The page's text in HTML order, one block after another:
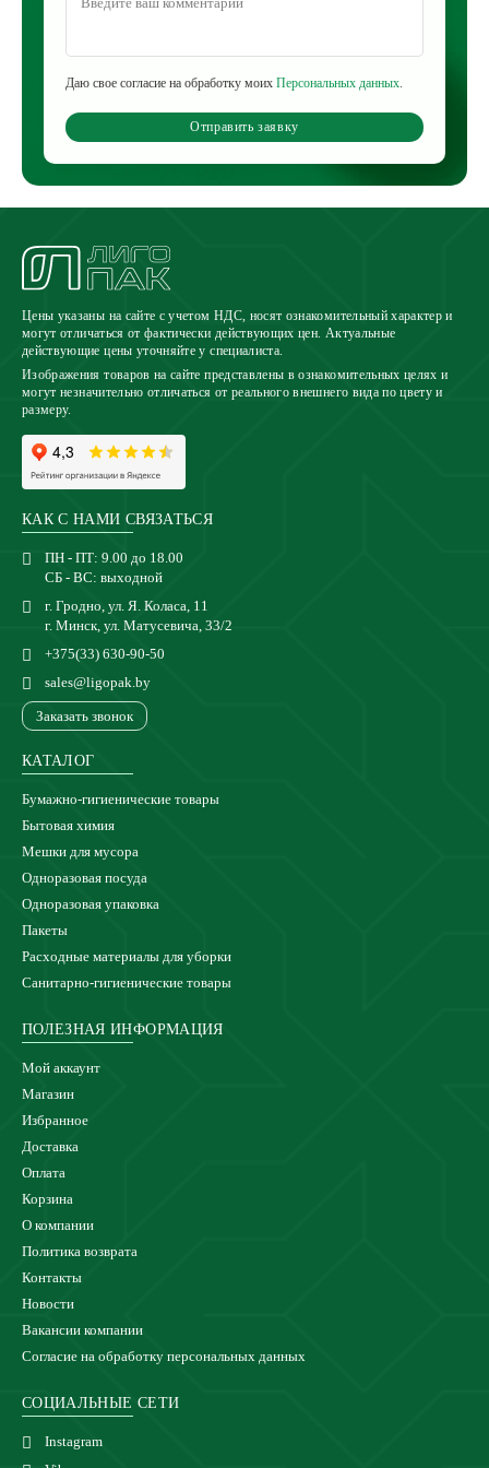
Даю свое согласие на обработку моих Персональных данных.
Отправить заявку
Цены указаны на сайте с учетом НДС, носят ознакомительный характер и
могут отличаться от фактически действующих цен. Актуальные
действующие цены уточняйте у специалиста.
Изображения товаров на сайте представлены в ознакомительных целях и
могут незначительно отличаться от реального внешнего вида по цвету и
размеру.
КАК С НАМИ СВЯЗАТЬСЯ
ПН - ПТ: 9.00 до 18.00
СБ - ВС: выходной
г. Гродно, ул. Я. Коласа, 11
г. Минск, ул. Матусевича, 33/2
+375(33) 630-90-50
sales@ligopak.by
Заказать звонок
КАТАЛОГ
Бумажно-гигиенические товары
Бытовая химия
Мешки для мусора
Одноразовая посуда
Одноразовая упаковка
Пакеты
Расходные материалы для уборки
Санитарно-гигиенические товары
ПОЛЕЗНАЯ ИНФОРМАЦИЯ
Мой аккаунт
Магазин
Избранное
Доставка
Оплата
Корзина
О компании
Политика возврата
Контакты
Новости
Вакансии компании
Согласие на обработку персональных данных
СОЦИАЛЬНЫЕ СЕТИ
Instagram